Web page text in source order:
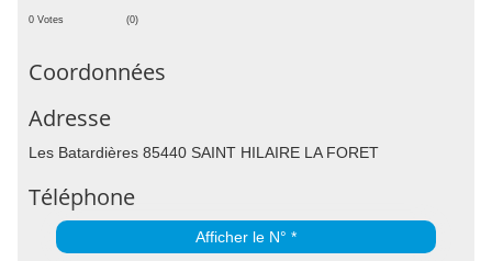
0 Votes (0)
Coordonnées
Adresse
Les Batardières 85440 SAINT HILAIRE LA FORET
Téléphone
Afficher le N° *